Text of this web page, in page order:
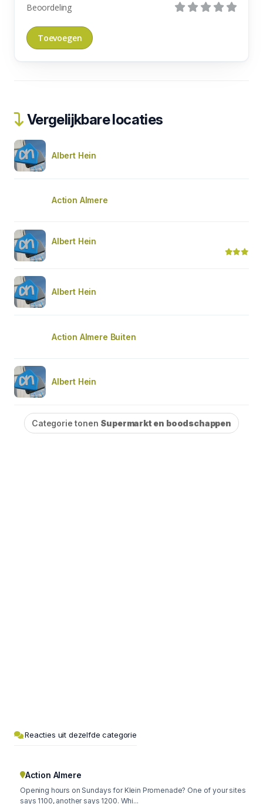
Beoordeling
Vergelijkbare locaties
Albert Hein
Action Almere
Albert Hein
Albert Hein
Action Almere Buiten
Albert Hein
Categorie tonen Supermarkt en boodschappen
Reacties uit dezelfde categorie
Action Almere
Opening hours on Sundays for Klein Promenade? One of your sites
says 1100, another says 1200. Whi...